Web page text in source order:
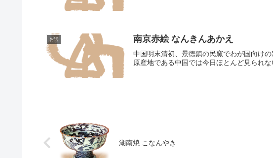
お話 南京赤絵 なんきんあかえ
中国明末清初、景徳鎮の民窯でわが国向け
原産地である中国では今日ほとんど見られ
湖南焼 こなんやき